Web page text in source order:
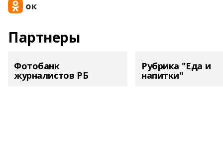
Партнеры
Фотобанк
журналистов РБ
Рубрика "Еда и
напитки"